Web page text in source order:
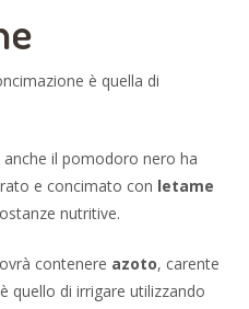
è quella di
il pomodoro nero ha
e concimato con letame
nutritive.
contenere azoto, carente
quello di irrigare utilizzando